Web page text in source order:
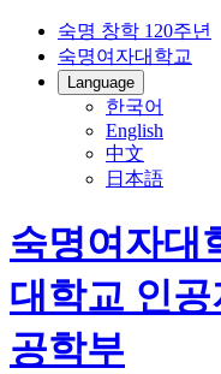
숙명 창학 120주년
숙명여자대학교
Language
한국어
English
中文
日本語
숙명여자대
대학교 인
공학부